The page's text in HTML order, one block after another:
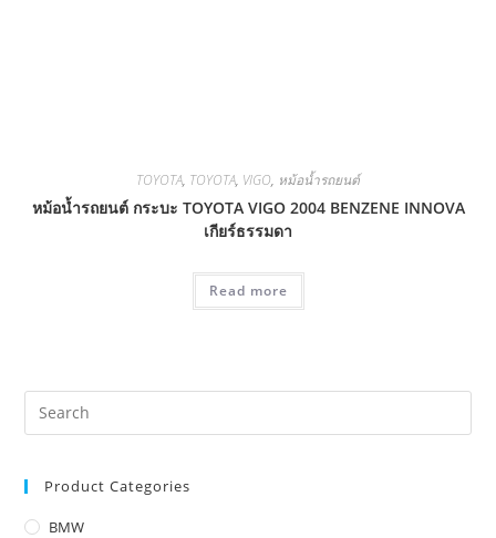
TOYOTA, TOYOTA, VIGO, หม้อน้ำรถยนต์
หม้อน้ำรถยนต์ กระบะ TOYOTA VIGO 2004 BENZENE INNOVA
เกียร์ธรรมดา
Read more
Product Categories
BMW